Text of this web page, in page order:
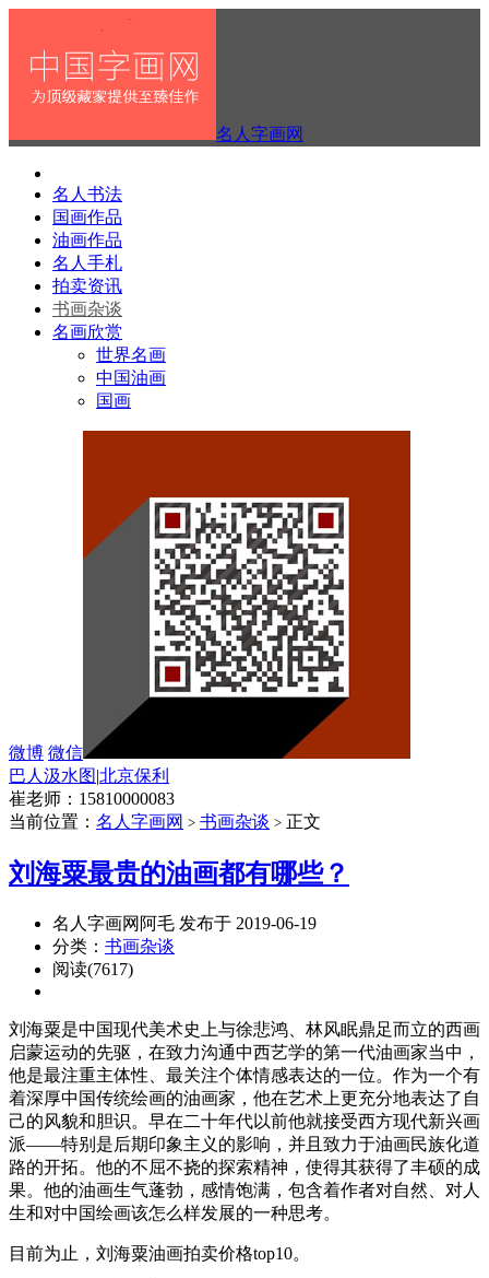
名人字画网
名人书法
国画作品
油画作品
名人手札
拍卖资讯
书画杂谈
名画欣赏
世界名画
中国油画
国画
微博 微信
巴人汲水图|北京保利
崔老师：15810000083
当前位置： 名人字画网 > 书画杂谈 > 正文
刘海粟最贵的油画都有哪些？
名人字画网阿毛 发布于 2019-06-19
分类： 书画杂谈
阅读(7617)
刘海粟是中国现代美术史上与徐悲鸿、林风眠鼎足而立的西画
启蒙运动的先驱，在致力沟通中西艺学的第一代油画家当中，
他是最注重主体性、最关注个体情感表达的一位。作为一个有
着深厚中国传统绘画的油画家，他在艺术上更充分地表达了自
己的风貌和胆识。早在二十年代以前他就接受西方现代新兴画
派——特别是后期印象主义的影响，并且致力于油画民族化道
路的开拓。他的不屈不挠的探索精神，使得其获得了丰硕的成
果。他的油画生气蓬勃，感情饱满，包含着作者对自然、对人
生和对中国绘画该怎么样发展的一种思考。
目前为止，刘海粟油画拍卖价格top10。